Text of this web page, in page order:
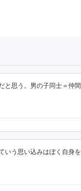
と思う。男の子同士＝仲
いう思い込みはぼく自身